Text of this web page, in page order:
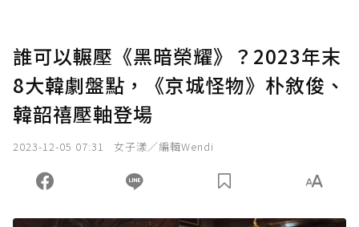
誰可以輾壓《黑暗榮耀》？2023年末
8大韓劇盤點，《京城怪物》朴敘俊、
韓韶禧壓軸登場
2023-12-05 07:31 女子漾／編輯Wendi